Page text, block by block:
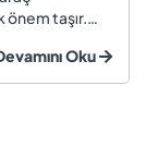
önem taşır.
motor
Oku